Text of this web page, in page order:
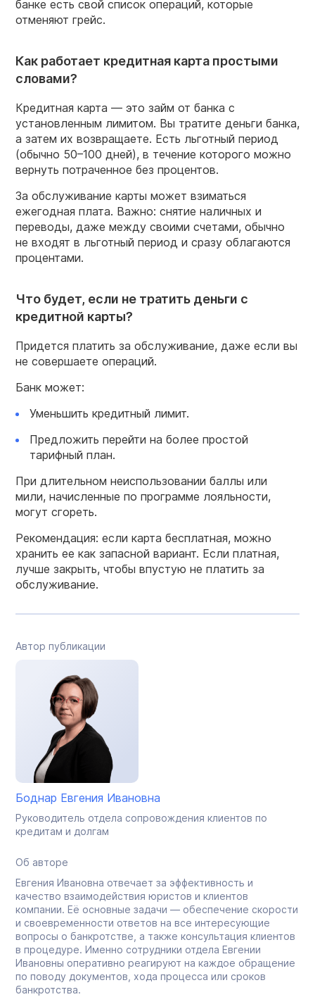
банке есть свой список операций, которые
отменяют грейс.
Как работает кредитная карта простыми
словами?
Кредитная карта — это займ от банка с
установленным лимитом. Вы тратите деньги банка,
а затем их возвращаете. Есть льготный период
(обычно 50–100 дней), в течение которого можно
вернуть потраченное без процентов.
За обслуживание карты может взиматься
ежегодная плата. Важно: снятие наличных и
переводы, даже между своими счетами, обычно
не входят в льготный период и сразу облагаются
процентами.
Что будет, если не тратить деньги с
кредитной карты?
Придется платить за обслуживание, даже если вы
не совершаете операций.
Банк может:
Уменьшить кредитный лимит.
Предложить перейти на более простой
тарифный план.
При длительном неиспользовании баллы или
мили, начисленные по программе лояльности,
могут сгореть.
Рекомендация: если карта бесплатная, можно
хранить ее как запасной вариант. Если платная,
лучше закрыть, чтобы впустую не платить за
обслуживание.
Автор публикации
Боднар Евгения Ивановна
Руководитель отдела сопровождения клиентов по
кредитам и долгам
Об авторе
Евгения Ивановна отвечает за эффективность и
качество взаимодействия юристов и клиентов
компании. Её основные задачи — обеспечение скорости
и своевременности ответов на все интересующие
вопросы о банкротстве, а также консультация клиентов
в процедуре. Именно сотрудники отдела Евгении
Ивановны оперативно реагируют на каждое обращение
по поводу документов, хода процесса или сроков
банкротства.